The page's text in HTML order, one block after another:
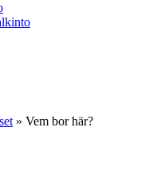
» Vem bor här?